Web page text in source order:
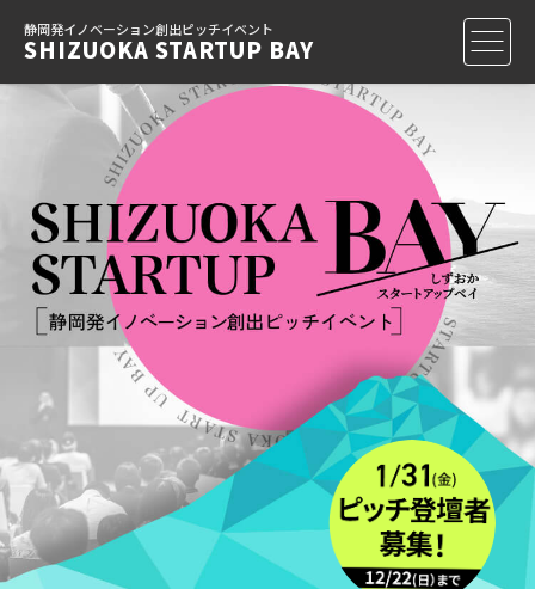
Skip
content
静岡発イノベーション創出ピッチイベント
SHIZUOKA STARTUP BAY